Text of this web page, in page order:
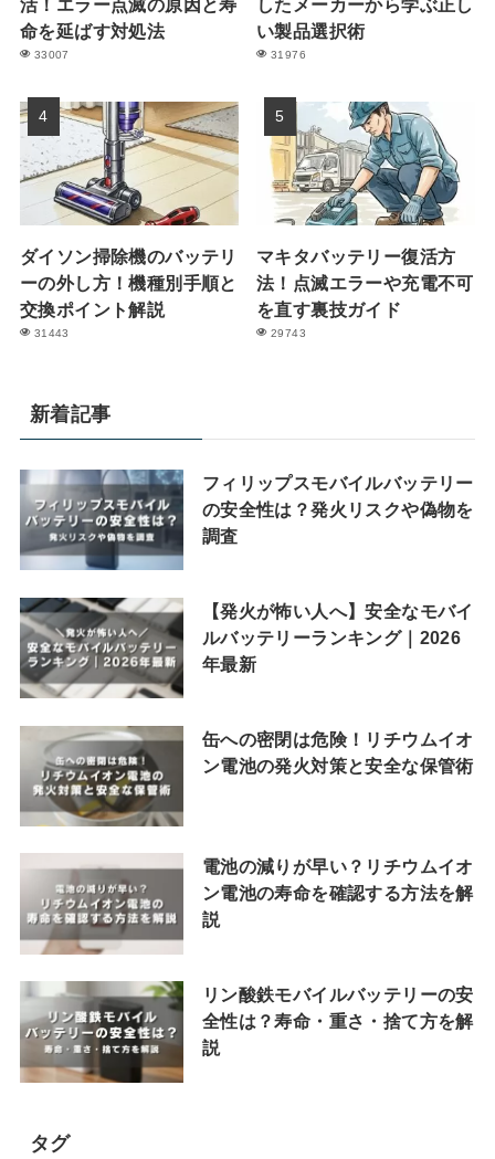
活！エラー点滅の原因と寿
命を延ばす対処法
33007
したメーカーから学ぶ正し
い製品選択術
31976
ダイソン掃除機のバッテリ
ーの外し方！機種別手順と
交換ポイント解説
31443
マキタバッテリー復活方
法！点滅エラーや充電不可
を直す裏技ガイド
29743
新着記事
フィリップスモバイルバッテリー
の安全性は？発火リスクや偽物を
調査
【発火が怖い人へ】安全なモバイ
ルバッテリーランキング｜2026
年最新
缶への密閉は危険！リチウムイオ
ン電池の発火対策と安全な保管術
電池の減りが早い？リチウムイオ
ン電池の寿命を確認する方法を解
説
リン酸鉄モバイルバッテリーの安
全性は？寿命・重さ・捨て方を解
説
タグ